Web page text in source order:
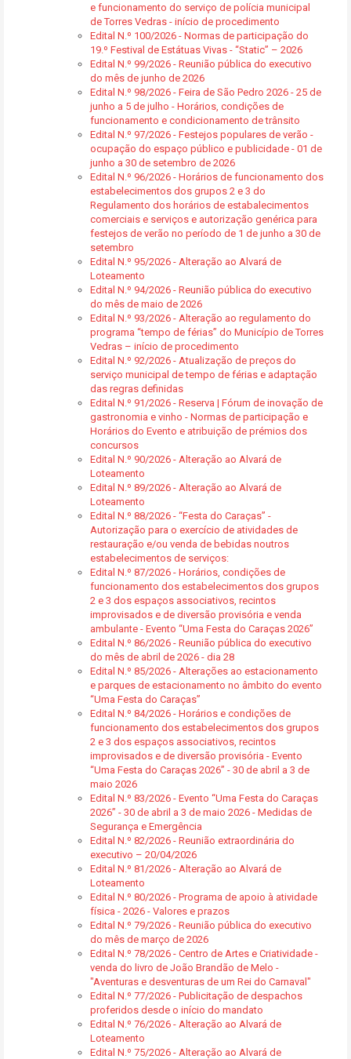
e funcionamento do serviço de polícia municipal
de Torres Vedras - início de procedimento
Edital N.º 100/2026 - Normas de participação do
19.º Festival de Estátuas Vivas - “Static” – 2026
Edital N.º 99/2026 - Reunião pública do executivo
do mês de junho de 2026
Edital N.º 98/2026 - Feira de São Pedro 2026 - 25 de
junho a 5 de julho - Horários, condições de
funcionamento e condicionamento de trânsito
Edital N.º 97/2026 - Festejos populares de verão -
ocupação do espaço público e publicidade - 01 de
junho a 30 de setembro de 2026
Edital N.º 96/2026 - Horários de funcionamento dos
estabelecimentos dos grupos 2 e 3 do
Regulamento dos horários de estabalecimentos
comerciais e serviços e autorização genérica para
festejos de verão no período de 1 de junho a 30 de
setembro
Edital N.º 95/2026 - Alteração ao Alvará de
Loteamento
Edital N.º 94/2026 - Reunião pública do executivo
do mês de maio de 2026
Edital N.º 93/2026 - Alteração ao regulamento do
programa “tempo de férias” do Município de Torres
Vedras – início de procedimento
Edital N.º 92/2026 - Atualização de preços do
serviço municipal de tempo de férias e adaptação
das regras definidas
Edital N.º 91/2026 - Reserva | Fórum de inovação de
gastronomia e vinho - Normas de participação e
Horários do Evento e atribuição de prémios dos
concursos
Edital N.º 90/2026 - Alteração ao Alvará de
Loteamento
Edital N.º 89/2026 - Alteração ao Alvará de
Loteamento
Edital N.º 88/2026 - “Festa do Caraças” -
Autorização para o exercício de atividades de
restauração e/ou venda de bebidas noutros
estabelecimentos de serviços:
Edital N.º 87/2026 - Horários, condições de
funcionamento dos estabelecimentos dos grupos
2 e 3 dos espaços associativos, recintos
improvisados e de diversão provisória e venda
ambulante - Evento “Uma Festa do Caraças 2026”
Edital N.º 86/2026 - Reunião pública do executivo
do mês de abril de 2026 - dia 28
Edital N.º 85/2026 - Alterações ao estacionamento
e parques de estacionamento no âmbito do evento
“Uma Festa do Caraças”
Edital N.º 84/2026 - Horários e condições de
funcionamento dos estabelecimentos dos grupos
2 e 3 dos espaços associativos, recintos
improvisados e de diversão provisória - Evento
“Uma Festa do Caraças 2026” - 30 de abril a 3 de
maio 2026
Edital N.º 83/2026 - Evento “Uma Festa do Caraças
2026” - 30 de abril a 3 de maio 2026 - Medidas de
Segurança e Emergência
Edital N.º 82/2026 - Reunião extraordinária do
executivo – 20/04/2026
Edital N.º 81/2026 - Alteração ao Alvará de
Loteamento
Edital N.º 80/2026 - Programa de apoio à atividade
física - 2026 - Valores e prazos
Edital N.º 79/2026 - Reunião pública do executivo
do mês de março de 2026
Edital N.º 78/2026 - Centro de Artes e Criatividade -
venda do livro de João Brandão de Melo -
"Aventuras e desventuras de um Rei do Carnaval"
Edital N.º 77/2026 - Publicitação de despachos
proferidos desde o início do mandato
Edital N.º 76/2026 - Alteração ao Alvará de
Loteamento
Edital N.º 75/2026 - Alteração ao Alvará de